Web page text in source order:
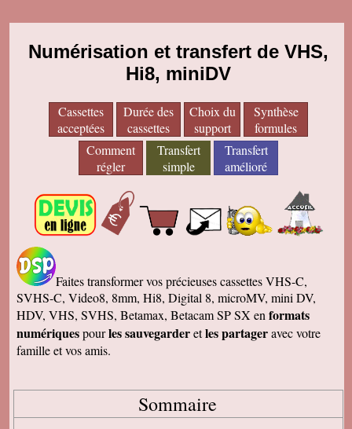
Numérisation et transfert de VHS,
Hi8, miniDV
Cassettes
acceptées
Durée des
cassettes
Choix du
support
Synthèse
formules
Comment
régler
Transfert
simple
Transfert
amélioré
Faites transformer vos précieuses cassettes VHS-C,
SVHS-C, Video8, 8mm, Hi8, Digital 8, microMV, mini DV,
HDV, VHS, SVHS, Betamax, Betacam SP SX en formats
numériquespourles sauvegarderetles partageravec votre
famille et vos amis.
Sommaire